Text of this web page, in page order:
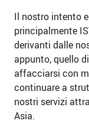
Il nostro intento
principalmente
derivanti dalle
appunto, quello
affacciarsi con
continuare a
nostri servizi
Asia.